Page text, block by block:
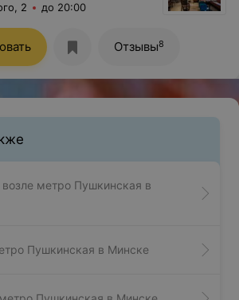
2 до 20:00
Отзывы8
метро Пушкинская в
Пушкинская в Минске